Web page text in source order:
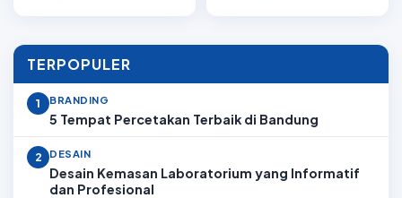
TERPOPULER
1 BRANDING
5 Tempat Percetakan Terbaik di Bandung
2 DESAIN
Desain Kemasan Laboratorium yang Informatif
dan Profesional